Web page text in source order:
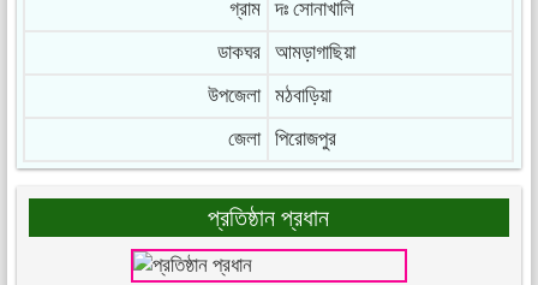
গ্রাম
দঃ সোনাখালি
ডাকঘর
আমড়াগাছিয়া
উপজেলা
মঠবাড়িয়া
জেলা
পিরোজপুর
প্রতিষ্ঠান প্রধান